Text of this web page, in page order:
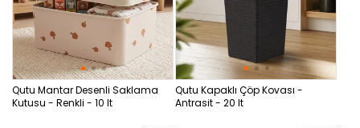
Qutu Mantar Desenli Saklama
Kutusu - Renkli - 10 lt
Qutu Kapaklı Çöp Kovası -
Antrasit - 20 lt